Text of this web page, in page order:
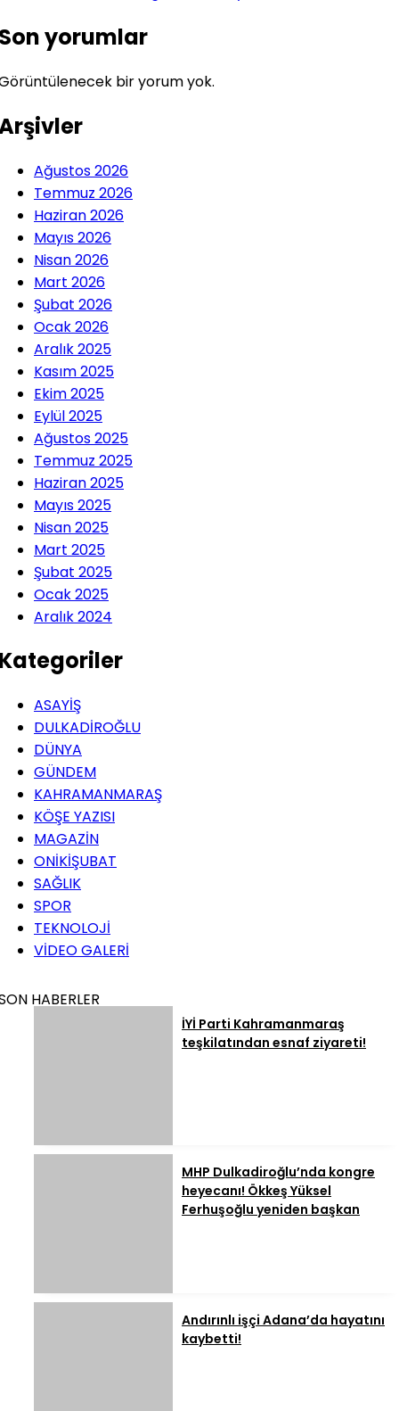
yorumlar
bir yorum yok.
Ağustos 2026
Temmuz 2026
Haziran 2026
Mayıs 2026
Nisan 2026
Mart 2026
Şubat 2026
Ocak 2026
Aralık 2025
Kasım 2025
Ekim 2025
Eylül 2025
Ağustos 2025
Temmuz 2025
Haziran 2025
Mayıs 2025
Nisan 2025
Mart 2025
Şubat 2025
Ocak 2025
Aralık 2024
ASAYİŞ
DULKADİROĞLU
DÜNYA
GÜNDEM
KAHRAMANMARAŞ
KÖŞE YAZISI
MAGAZİN
ONİKİŞUBAT
SAĞLIK
SPOR
TEKNOLOJİ
VİDEO GALERİ
HABERLER
İYİ Parti Kahramanmaraş
teşkilatından esnaf ziyareti!
MHP Dulkadiroğlu’nda kongre
heyecanı! Ökkeş Yüksel
Ferhuşoğlu yeniden başkan
Andırınlı işçi Adana’da hayatını
kaybetti!